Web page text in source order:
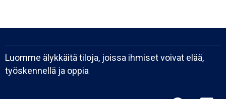
Luomme älykkäitä tiloja, joissa ihmiset voivat elää,
työskennellä ja oppia